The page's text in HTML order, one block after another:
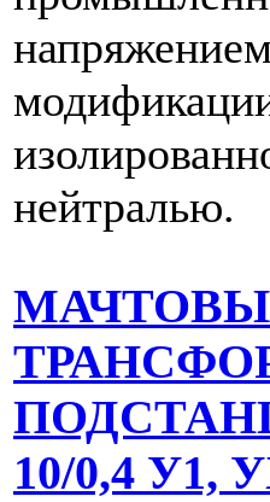
нейтралью.
10/0,4 У1,